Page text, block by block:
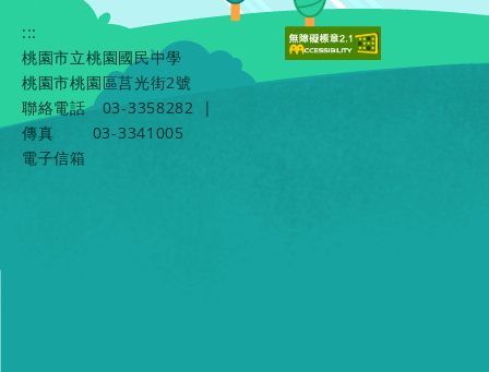
:::
桃園市立桃園國民中學
桃園市桃園區莒光街2號
聯絡電話
03-3358282
|
傳真
03-3341005
電子信箱